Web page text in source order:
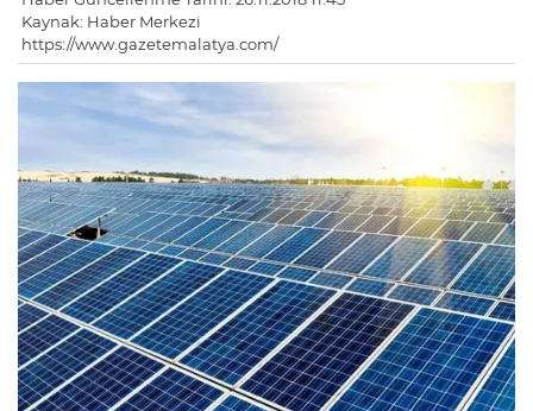
Kaynak: Haber Merkezi
https://www.gazetemalatya.com/